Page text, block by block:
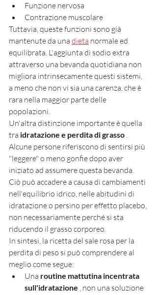
Funzione nervosa
Contrazione muscolare
Tuttavia, queste funzioni sono già
mantenute da una dieta normale ed
equilibrata. L'aggiunta di sodio extra
attraverso una bevanda quotidiana non
migliora intrinsecamente questi sistemi,
a meno che non vi sia una carenza, che è
rara nella maggior parte delle
popolazioni.
Un'altra distinzione importante è quella
tra idratazione e perdita di grasso .
Alcune persone riferiscono di sentirsi più
"leggere" o meno gonfie dopo aver
iniziato ad assumere questa bevanda.
Ciò può accadere a causa di cambiamenti
nell'equilibrio idrico, nelle abitudini di
idratazione o persino per effetto placebo,
non necessariamente perché si sta
riducendo il grasso corporeo.
In sintesi, la ricetta del sale rosa per la
perdita di peso si può comprendere al
meglio come segue:
Una routine mattutina incentrata
sull'idratazione , non una soluzione